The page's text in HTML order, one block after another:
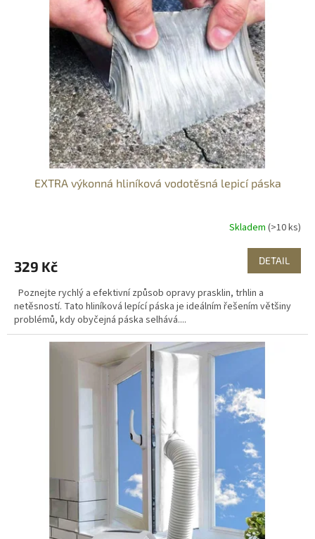
EXTRA výkonná hliníková vodotěsná lepicí páska
Skladem (>10 ks)
329 Kč DETAIL
Poznejte rychlý a efektivní způsob opravy prasklin, trhlin a
netěsností. Tato hliníková lepící páska je ideálním řešením většiny
problémů, kdy obyčejná páska selhává....